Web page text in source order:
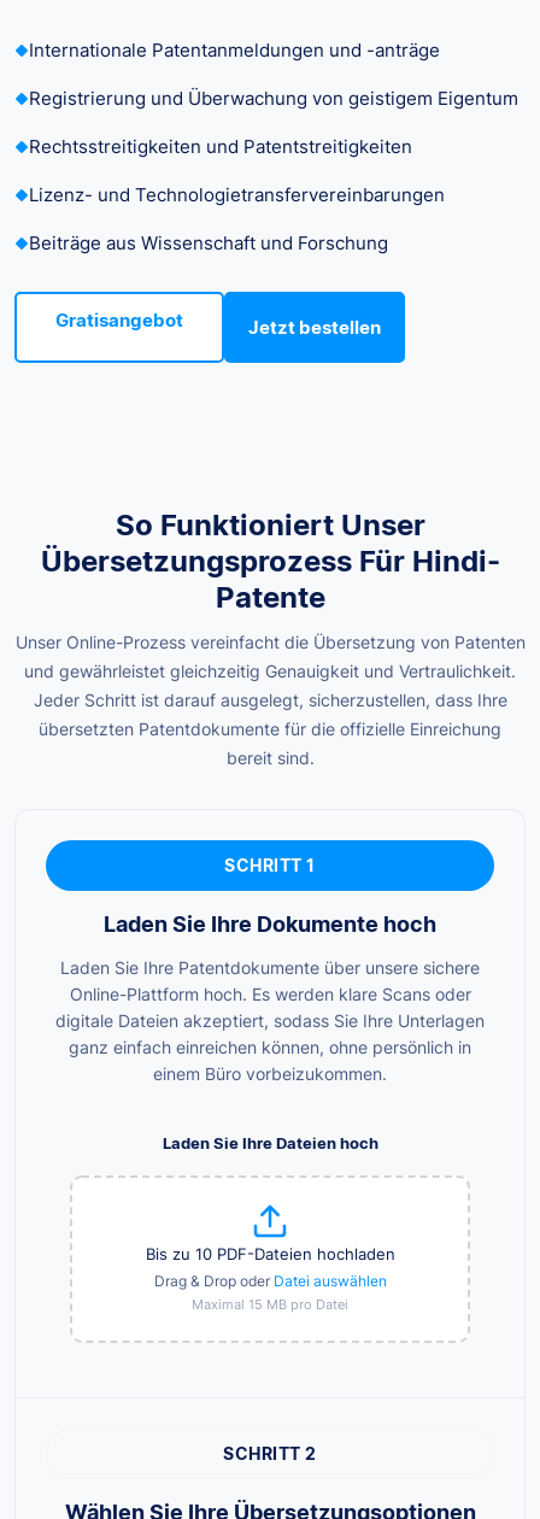
Internationale Patentanmeldungen und -anträge
Registrierung und Überwachung von geistigem Eigentum
Rechtsstreitigkeiten und Patentstreitigkeiten
Lizenz- und Technologietransfervereinbarungen
Beiträge aus Wissenschaft und Forschung
Gratisangebot Jetzt bestellen
So Funktioniert Unser
Übersetzungsprozess Für Hindi-
Patente
Unser Online-Prozess vereinfacht die Übersetzung von Patenten
und gewährleistet gleichzeitig Genauigkeit und Vertraulichkeit.
Jeder Schritt ist darauf ausgelegt, sicherzustellen, dass Ihre
übersetzten Patentdokumente für die offizielle Einreichung
bereit sind.
SCHRITT 1
Laden Sie Ihre Dokumente hoch
Laden Sie Ihre Patentdokumente über unsere sichere
Online-Plattform hoch. Es werden klare Scans oder
digitale Dateien akzeptiert, sodass Sie Ihre Unterlagen
ganz einfach einreichen können, ohne persönlich in
einem Büro vorbeizukommen.
Laden Sie Ihre Dateien hoch
Bis zu 10 PDF-Dateien hochladen
Drag & Drop oder Datei auswählen
Maximal 15 MB pro Datei
SCHRITT 2
Wählen Sie Ihre Übersetzungsoptionen